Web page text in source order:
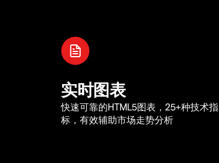
实时图表
快速可靠的HTML5图表，25+种技术指
标，有效辅助市场走势分析